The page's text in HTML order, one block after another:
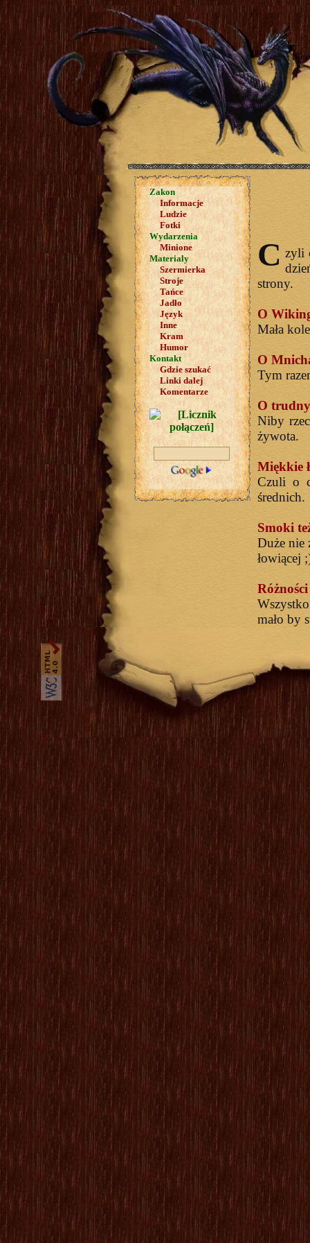
Zakon
Informacje
Ludzie
Fotki
Wydarzenia
Minione
Materialy
Szermierka
Stroje
Tańce
Jadło
Język
Inne
Kram
Humor
Kontakt
Gdzie szukać
Linki dalej
Komentarze
C zyli
strony.
O
Mała
O
Tym
O
Niby
żywota.
Miękkie
Czuli o
średnich.
Smoki
Duże nie
łowiącej
Różności
mało by